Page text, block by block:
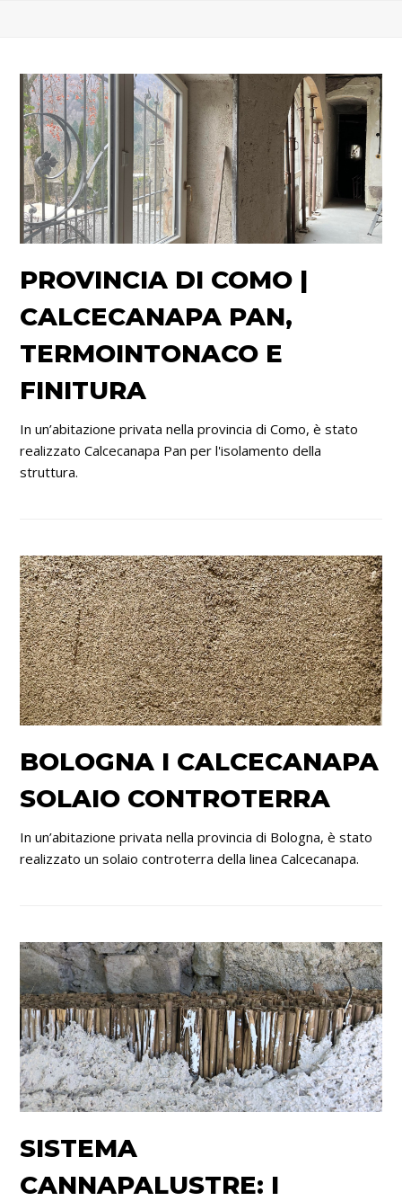
PROVINCIA DI COMO |
CALCECANAPA PAN,
TERMOINTONACO E
FINITURA
In un’abitazione privata nella provincia di Como, è stato
realizzato Calcecanapa Pan per l'isolamento della
struttura.
BOLOGNA I CALCECANAPA
SOLAIO CONTROTERRA
In un’abitazione privata nella provincia di Bologna, è stato
realizzato un solaio controterra della linea Calcecanapa.
SISTEMA
CANNAPALUSTRE: I